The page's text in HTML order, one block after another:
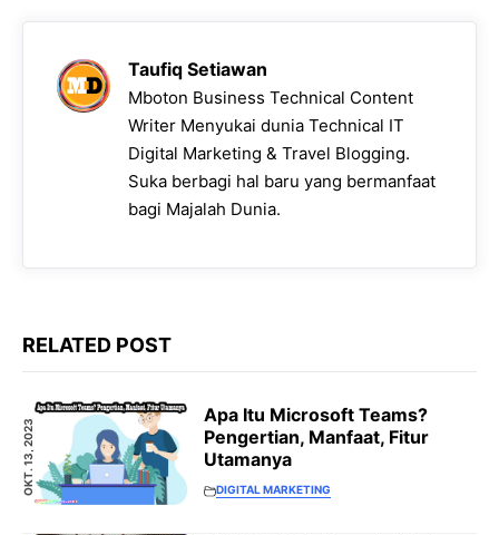
Taufiq Setiawan
Mboton Business Technical Content
Writer Menyukai dunia Technical IT
Digital Marketing & Travel Blogging.
Suka berbagi hal baru yang bermanfaat
bagi Majalah Dunia.
RELATED POST
OKT. 13, 2023
Apa Itu Microsoft Teams?
Pengertian, Manfaat, Fitur
Utamanya
DIGITAL MARKETING